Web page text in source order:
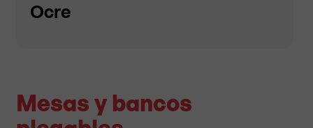
Ocre
Mesas y bancos